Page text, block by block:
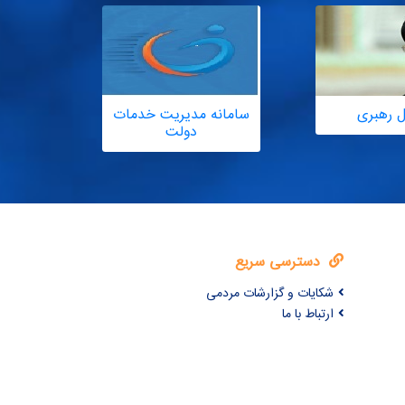
رهبری سامانه مدیریت خدمات
دولت
دسترسی سریع
شکایات و گزارشات مردمی
ارتباط با ما